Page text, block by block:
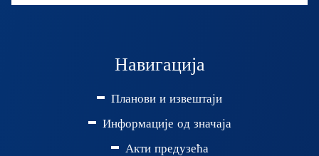
Навигација
Планови и извештаји
Информације од значаја
Акти предузећа